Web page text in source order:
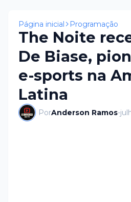
Página inicial Programação
The Noite
De Biase,
e-sports na
Latina
PorAnderson Ramos-